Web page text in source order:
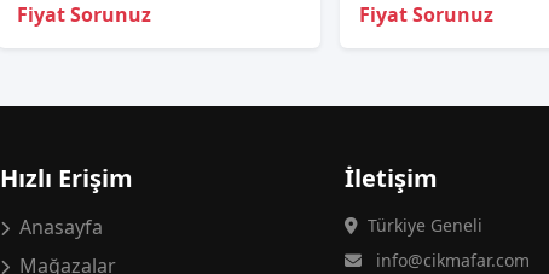
Fiyat Sorunuz Fiyat Sorunuz
Hızlı Erişim
Anasayfa
Mağazalar
İletişim
Türkiye Geneli
info@cikmafar.com